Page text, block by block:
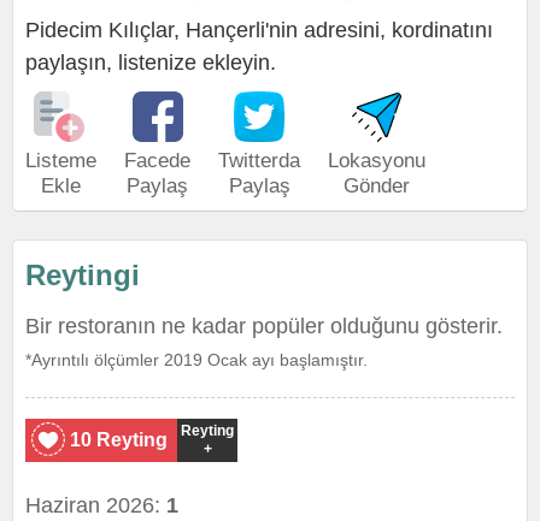
Pidecim Kılıçlar, Hançerli'nin adresini, kordinatını
paylaşın, listenize ekleyin.
Listeme
Ekle
Facede
Paylaş
Twitterda
Paylaş
Lokasyonu
Gönder
Reytingi
Bir restoranın ne kadar popüler olduğunu gösterir.
*Ayrıntılı ölçümler 2019 Ocak ayı başlamıştır.
10 Reyting
Reyting
+
Haziran 2026: 1